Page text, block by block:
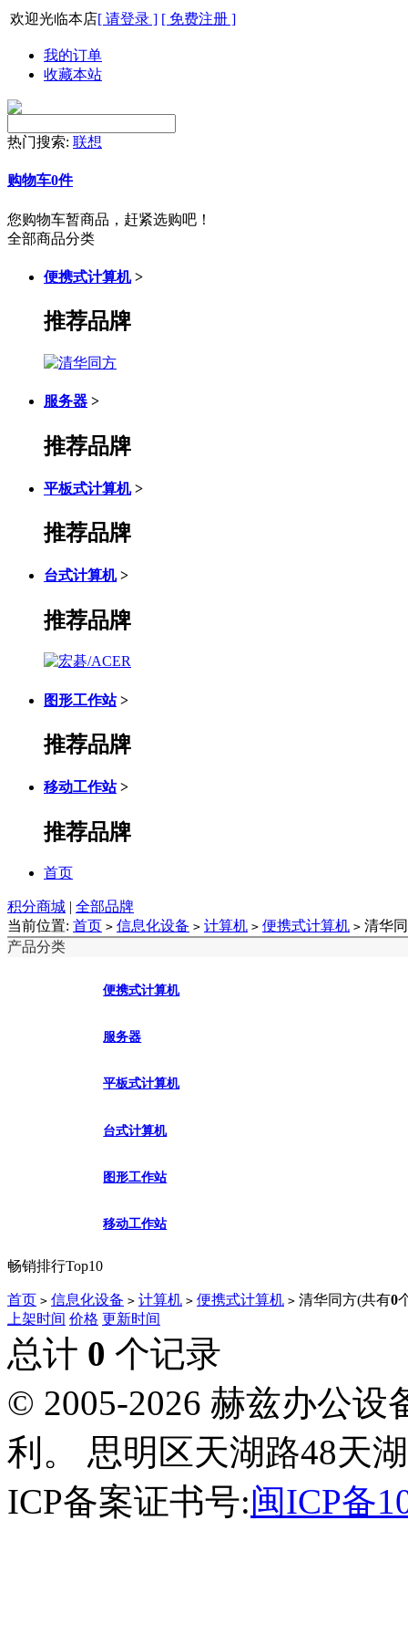
欢迎光临本店[ 请登录 ] [ 免费注册 ]
我的订单
收藏本站
热门搜索: 联想
购物车0件
您购物车暂商品，赶紧选购吧！
全部商品分类
便携式计算机 >
推荐品牌
服务器 >
推荐品牌
平板式计算机 >
推荐品牌
台式计算机 >
推荐品牌
图形工作站 >
推荐品牌
移动工作站 >
推荐品牌
首页
积分商城 | 全部品牌
当前位置: 首页 > 信息化设备 > 计算机 > 便携式计算机 > 清华
产品分类
便携式计算机
服务器
平板式计算机
台式计算机
图形工作站
移动工作站
畅销排行Top10
首页 > 信息化设备 > 计算机 > 便携式计算机 > 清华同方(共有0
上架时间 价格 更新时间
总计 0 个记录
© 2005-2026 赫兹办公设
利。 思明区天湖路48天
ICP备案证书号:闽ICP备